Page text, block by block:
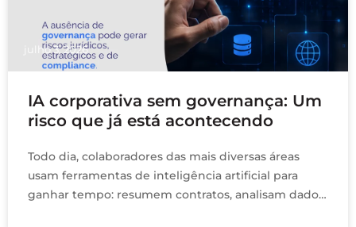
julho 3, 2026
IA corporativa sem governança: Um
risco que já está acontecendo
Todo dia, colaboradores das mais diversas áreas
usam ferramentas de inteligência artificial para
ganhar tempo: resumem contratos, analisam dados,